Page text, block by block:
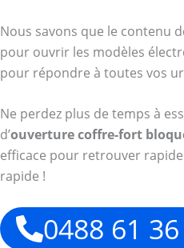
Nous savons que le contenu
pour ouvrir les modèles
pour répondre à toutes vos
Ne perdez plus de temps à
d’ouverture coffre-fort
efficace pour retrouver
rapide !
0488 61